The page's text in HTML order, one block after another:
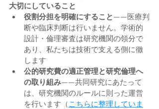
大切にしていること
役割分担を明確にすること——医療判
断や臨床判断は行いません。学術的
設計・倫理審査は研究機関の領分で
あり、私たちは技術で支える側に徹
します
公的研究費の適正管理と研究倫理へ
の取り組み——共同研究にあたって
は、研究機関のルールに則った運営
を行います（ こちらに整理していま